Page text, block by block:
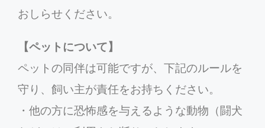
おしらせください。
【ペットについて】
ペットの同伴は可能ですが、下記のルールを
守り、飼い主が責任をお持ちください。
・他の方に恐怖感を与えるような動物（闘犬